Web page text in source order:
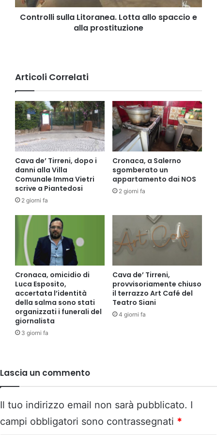
prostituzione
Controlli sulla Litoranea. Lotta allo spaccio e
alla prostituzione
Articoli Correlati
Cava de’ Tirreni, dopo i
danni alla Villa
Comunale Imma Vietri
scrive a Piantedosi
2 giorni fa
Cronaca, a Salerno
sgomberato un
appartamento dai NOS
2 giorni fa
Cronaca, omicidio di
Luca Esposito,
accertata l’identità
della salma sono stati
organizzati i funerali del
giornalista
3 giorni fa
Cava de’ Tirreni,
provvisoriamente chiuso
il terrazzo Art Café del
Teatro Siani
4 giorni fa
Lascia un commento
Il tuo indirizzo email non sarà pubblicato. I
campi obbligatori sono contrassegnati *